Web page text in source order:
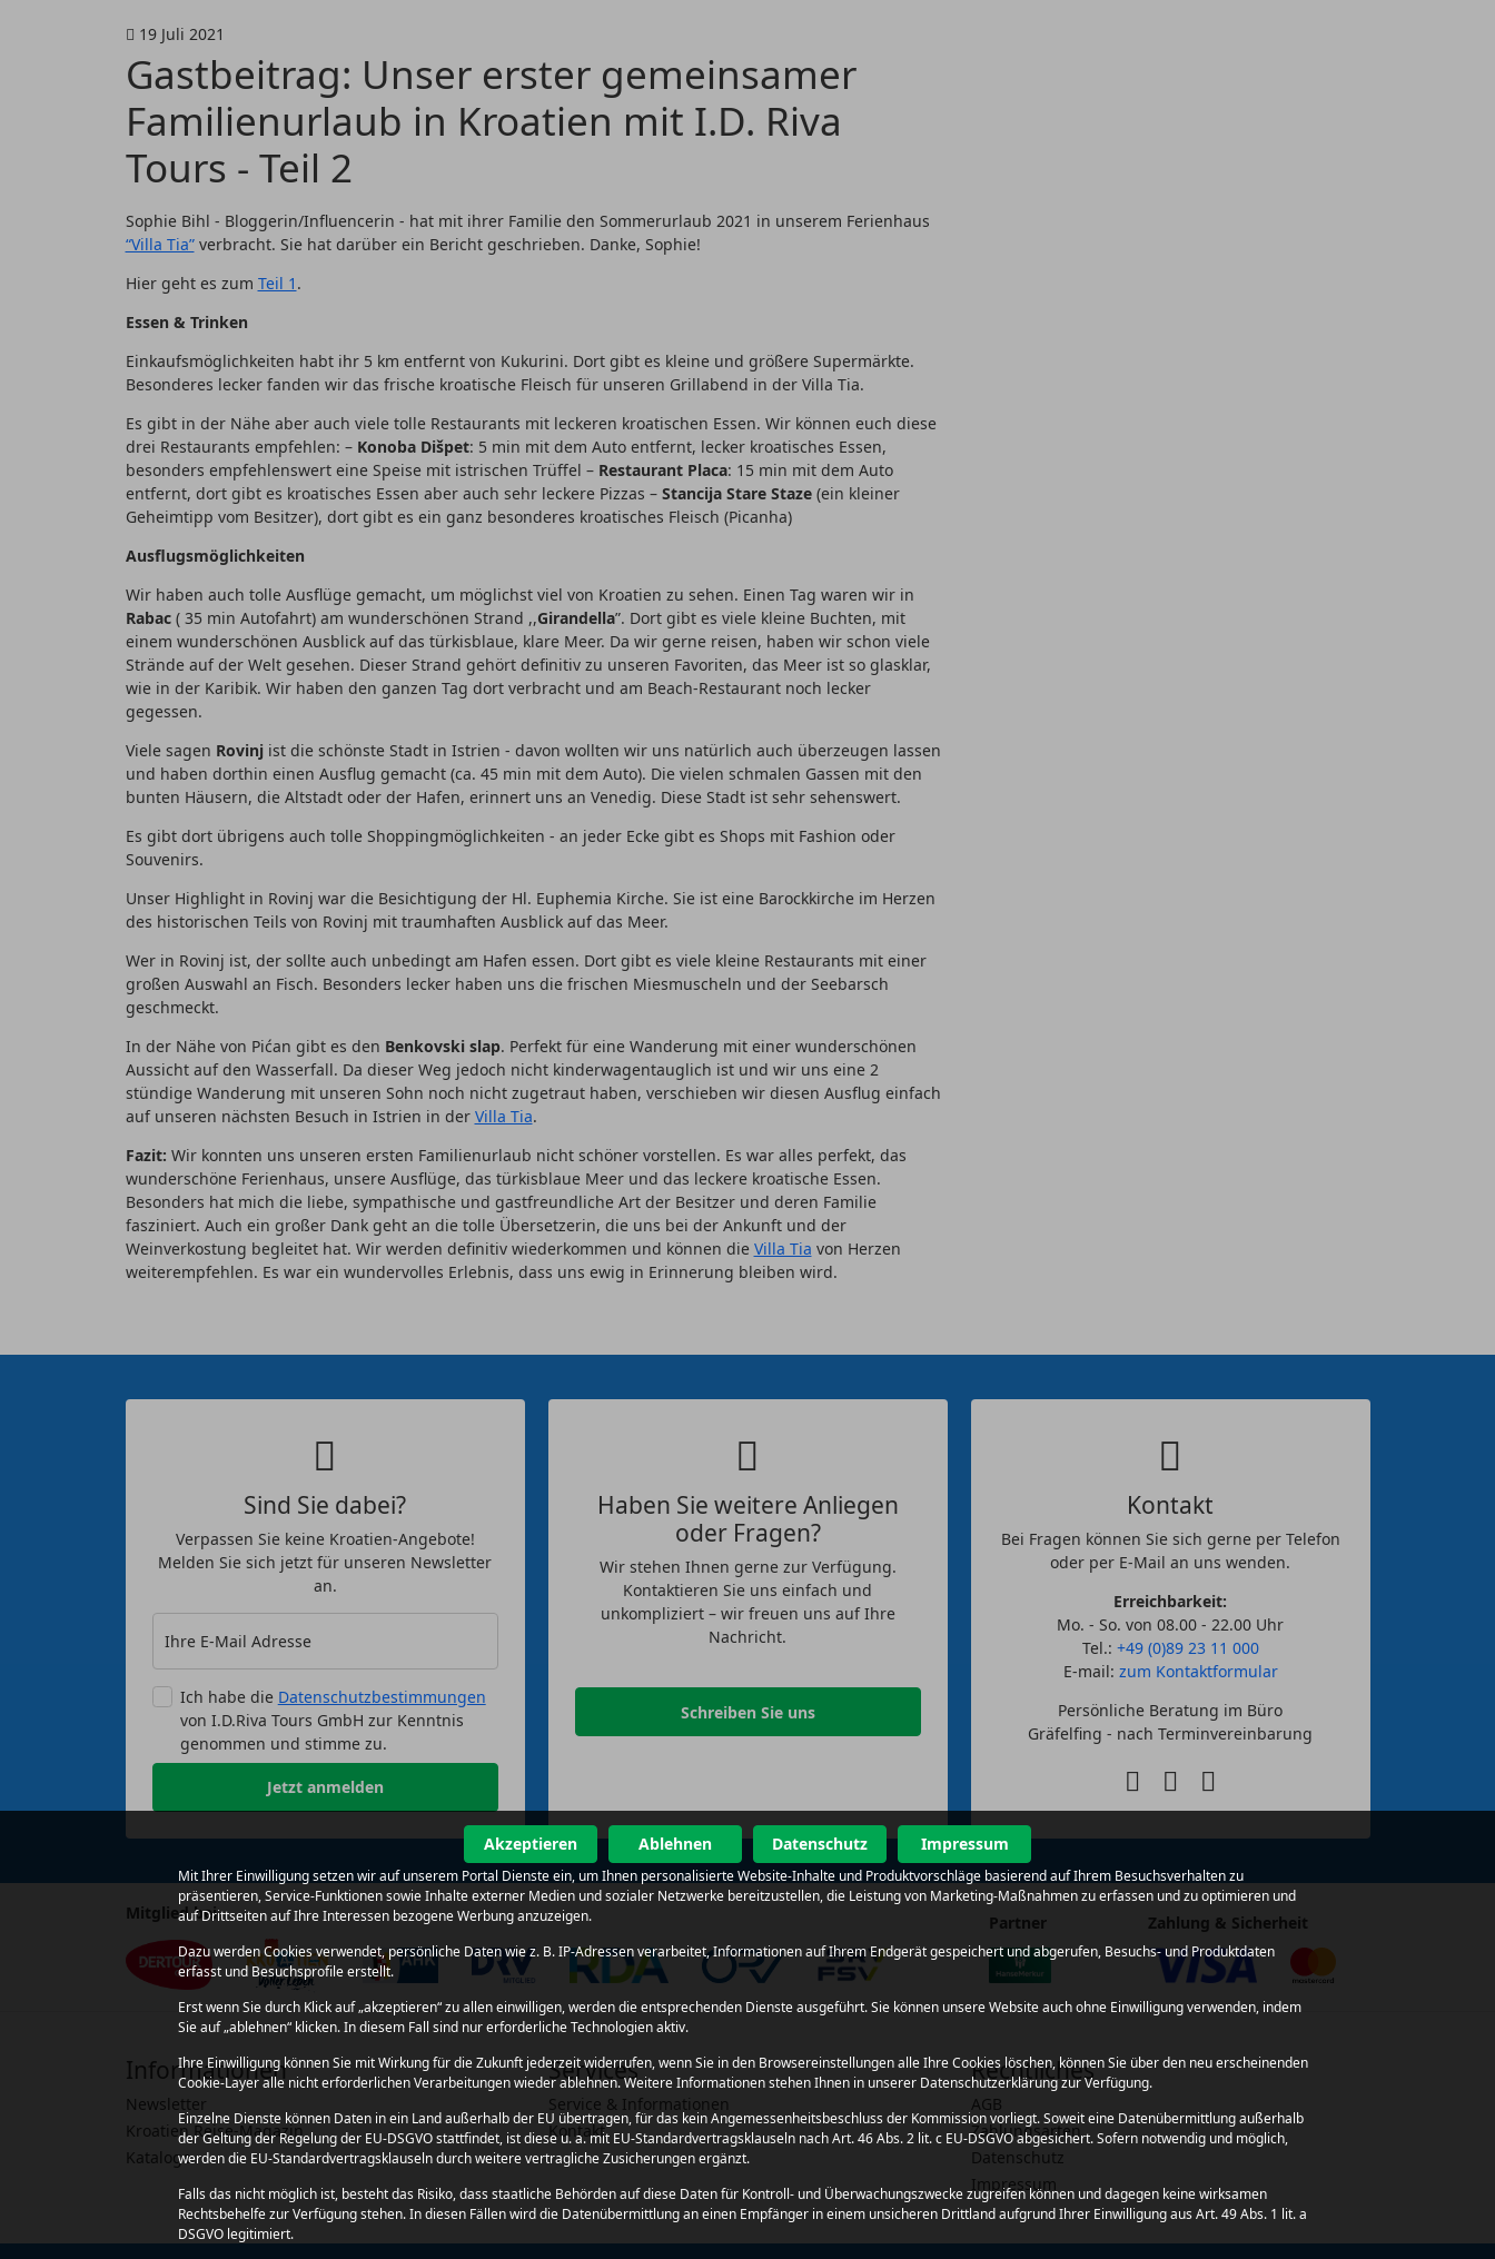
19 Juli 2021
Gastbeitrag: Unser erster gemeinsamer
Familienurlaub in Kroatien mit I.D. Riva
Tours - Teil 2
Sophie Bihl - Bloggerin/Influencerin - hat mit ihrer Familie den Sommerurlaub 2021 in unserem Ferienhaus
“Villa Tia”verbracht. Sie hat darüber ein Bericht geschrieben. Danke, Sophie!
Hier geht es zum Teil 1 .
Essen & Trinken
Einkaufsmöglichkeiten habt ihr 5 km entfernt von Kukurini. Dort gibt es kleine und größere Supermärkte.
Besonderes lecker fanden wir das frische kroatische Fleisch für unseren Grillabend in der Villa Tia.
Es gibt in der Nähe aber auch viele tolle Restaurants mit leckeren kroatischen Essen. Wir können euch diese
drei Restaurants empfehlen: – Konoba Dišpet: 5 min mit dem Auto entfernt, lecker kroatisches Essen,
besonders empfehlenswert eine Speise mit istrischen Trüffel – Restaurant Placa: 15 min mit dem Auto
entfernt, dort gibt es kroatisches Essen aber auch sehr leckere Pizzas – Stancija Stare Staze(ein kleiner
Geheimtipp vom Besitzer), dort gibt es ein ganz besonderes kroatisches Fleisch (Picanha)
Ausflugsmöglichkeiten
Wir haben auch tolle Ausflüge gemacht, um möglichst viel von Kroatien zu sehen. Einen Tag waren wir in
Rabac( 35 min Autofahrt) am wunderschönen Strand ,,Girandella”. Dort gibt es viele kleine Buchten, mit
einem wunderschönen Ausblick auf das türkisblaue, klare Meer. Da wir gerne reisen, haben wir schon viele
Strände auf der Welt gesehen. Dieser Strand gehört definitiv zu unseren Favoriten, das Meer ist so glasklar,
wie in der Karibik. Wir haben den ganzen Tag dort verbracht und am Beach-Restaurant noch lecker
gegessen.
Viele sagen Rovinjist die schönste Stadt in Istrien - davon wollten wir uns natürlich auch überzeugen lassen
und haben dorthin einen Ausflug gemacht (ca. 45 min mit dem Auto). Die vielen schmalen Gassen mit den
bunten Häusern, die Altstadt oder der Hafen, erinnert uns an Venedig. Diese Stadt ist sehr sehenswert.
Es gibt dort übrigens auch tolle Shoppingmöglichkeiten - an jeder Ecke gibt es Shops mit Fashion oder
Souvenirs.
Unser Highlight in Rovinj war die Besichtigung der Hl. Euphemia Kirche. Sie ist eine Barockkirche im Herzen
des historischen Teils von Rovinj mit traumhaften Ausblick auf das Meer.
Wer in Rovinj ist, der sollte auch unbedingt am Hafen essen. Dort gibt es viele kleine Restaurants mit einer
großen Auswahl an Fisch. Besonders lecker haben uns die frischen Miesmuscheln und der Seebarsch
geschmeckt.
In der Nähe von Pićan gibt es den Benkovski slap. Perfekt für eine Wanderung mit einer wunderschönen
Aussicht auf den Wasserfall. Da dieser Weg jedoch nicht kinderwagentauglich ist und wir uns eine 2
stündige Wanderung mit unseren Sohn noch nicht zugetraut haben, verschieben wir diesen Ausflug einfach
auf unseren nächsten Besuch in Istrien in der Villa Tia.
Fazit: Wir konnten uns unseren ersten Familienurlaub nicht schöner vorstellen. Es war alles perfekt, das
wunderschöne Ferienhaus, unsere Ausflüge, das türkisblaue Meer und das leckere kroatische Essen.
Besonders hat mich die liebe, sympathische und gastfreundliche Art der Besitzer und deren Familie
fasziniert. Auch ein großer Dank geht an die tolle Übersetzerin, die uns bei der Ankunft und der
Weinverkostung begleitet hat. Wir werden definitiv wiederkommen und können die Villa Tia von Herzen
weiterempfehlen. Es war ein wundervolles Erlebnis, dass uns ewig in Erinnerung bleiben wird.
Sind Sie dabei?
Verpassen Sie keine Kroatien-Angebote!
Melden Sie sich jetzt für unseren Newsletter
an.
Ihre E-Mail Adresse
Ich habe die Datenschutzbestimmungen
von I.D.Riva Tours GmbH zur Kenntnis
genommen und stimme zu.
Jetzt anmelden
Haben Sie weitere Anliegen
oder Fragen?
Wir stehen Ihnen gerne zur Verfügung.
Kontaktieren Sie uns einfach und
unkompliziert – wir freuen uns auf Ihre
Nachricht.
Schreiben Sie uns
Kontakt
Bei Fragen können Sie sich gerne per Telefon
oder per E-Mail an uns wenden.
Erreichbarkeit:
Mo. - So. von 08.00 - 22.00 Uhr
Tel.: +49 (0)89 23 11 000
E-mail: zum Kontaktformular
Persönliche Beratung im Büro
Gräfelfing - nach Terminvereinbarung
Mitglied bei Partner Zahlung & Sicherheit
Informationen
Newsletter
Kroatien Reise-Magazin
Kataloge
Services
Service & Informationen
Kontakt
Rechtliches
AGB
Zahlungsarten
Datenschutz
Impressum
Akzeptieren Ablehnen Datenschutz Impressum
Mit Ihrer Einwilligung setzen wir auf unserem Portal Dienste ein, um Ihnen personalisierte Website-Inhalte und Produktvorschläge basierend auf Ihrem Besuchsverhalten zu
präsentieren, Service-Funktionen sowie Inhalte externer Medien und sozialer Netzwerke bereitzustellen, die Leistung von Marketing-Maßnahmen zu erfassen und zu optimieren und
auf Drittseiten auf Ihre Interessen bezogene Werbung anzuzeigen.
Dazu werden Cookies verwendet, persönliche Daten wie z. B. IP-Adressen verarbeitet, Informationen auf Ihrem Endgerät gespeichert und abgerufen, Besuchs- und Produktdaten
erfasst und Besuchsprofile erstellt.
Erst wenn Sie durch Klick auf „akzeptieren“ zu allen einwilligen, werden die entsprechenden Dienste ausgeführt. Sie können unsere Website auch ohne Einwilligung verwenden, indem
Sie auf „ablehnen“ klicken. In diesem Fall sind nur erforderliche Technologien aktiv.
Ihre Einwilligung können Sie mit Wirkung für die Zukunft jederzeit widerrufen, wenn Sie in den Browsereinstellungen alle Ihre Cookies löschen, können Sie über den neu erscheinenden
Cookie-Layer alle nicht erforderlichen Verarbeitungen wieder ablehnen. Weitere Informationen stehen Ihnen in unserer Datenschutzerklärung zur Verfügung.
Einzelne Dienste können Daten in ein Land außerhalb der EU übertragen, für das kein Angemessenheitsbeschluss der Kommission vorliegt. Soweit eine Datenübermittlung außerhalb
der Geltung der Regelung der EU-DSGVO stattfindet, ist diese u. a. mit EU-Standardvertragsklauseln nach Art. 46 Abs. 2 lit. c EU-DSGVO abgesichert. Sofern notwendig und möglich,
werden die EU-Standardvertragsklauseln durch weitere vertragliche Zusicherungen ergänzt.
Falls das nicht möglich ist, besteht das Risiko, dass staatliche Behörden auf diese Daten für Kontroll- und Überwachungszwecke zugreifen können und dagegen keine wirksamen
Rechtsbehelfe zur Verfügung stehen. In diesen Fällen wird die Datenübermittlung an einen Empfänger in einem unsicheren Drittland aufgrund Ihrer Einwilligung aus Art. 49 Abs. 1 lit. a
DSGVO legitimiert.